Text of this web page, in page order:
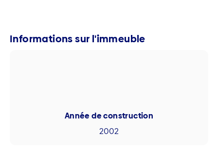
Informations sur l'immeuble
Année de construction
2002